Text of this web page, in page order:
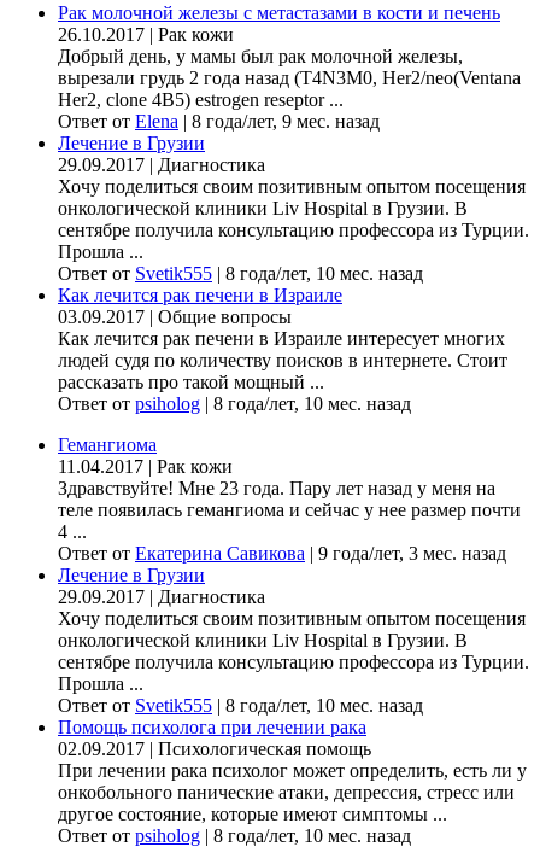
Рак молочной железы с метастазами в кости и печень
26.10.2017 | Рак кожи
Добрый день, у мамы был рак молочной железы,
вырезали грудь 2 года назад (Т4N3M0, Her2/neo(Ventana
Her2, clone 4B5) estrogen reseptor ...
Ответ от Elena | 8 года/лет, 9 мес. назад
Лечение в Грузии
29.09.2017 | Диагностика
Хочу поделиться своим позитивным опытом посещения
онкологической клиники Liv Hospital в Грузии. В
сентябре получила консультацию профессора из Турции.
Прошла ...
Ответ от Svetik555 | 8 года/лет, 10 мес. назад
Как лечится рак печени в Израиле
03.09.2017 | Общие вопросы
Как лечится рак печени в Израиле интересует многих
людей судя по количеству поисков в интернете. Стоит
рассказать про такой мощный ...
Ответ от psiholog | 8 года/лет, 10 мес. назад
Гемангиома
11.04.2017 | Рак кожи
Здравствуйте! Мне 23 года. Пару лет назад у меня на
теле появилась гемангиома и сейчас у нее размер почти
4 ...
Ответ от Екатерина Савикова | 9 года/лет, 3 мес. назад
Лечение в Грузии
29.09.2017 | Диагностика
Хочу поделиться своим позитивным опытом посещения
онкологической клиники Liv Hospital в Грузии. В
сентябре получила консультацию профессора из Турции.
Прошла ...
Ответ от Svetik555 | 8 года/лет, 10 мес. назад
Помощь психолога при лечении рака
02.09.2017 | Психологическая помощь
При лечении рака психолог может определить, есть ли у
онкобольного панические атаки, депрессия, стресс или
другое состояние, которые имеют симптомы ...
Ответ от psiholog | 8 года/лет, 10 мес. назад